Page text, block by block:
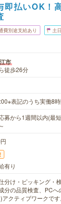
即払いOK！
費別途支給あり 土
市
徒歩26分
表記のうち実働8時
募から1週間以内(最
有り
分け・ピッキング・
分の品質検査、PCへ
アクティブワークで